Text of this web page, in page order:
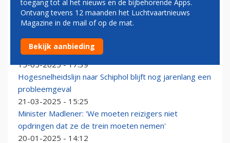
HOGESNELHEIDSLIJN
Kabinet reserveert 100 miljoen euro 'leergeld' voor
herstel HSL naar Schiphol
15-05-2025 - 17:39
Hogesnelheidslijn naar Schiphol blijft nog jarenlang een
probleemgeval
21-03-2025 - 15:25
Minister Madlener: 'We moeten reizigers niet
opdringen dat ze de trein moeten nemen'
20-01-2025 - 14:12
toegang tot al het nieuws en de bijbehorende Apps.
Ontvang tevens 12 maanden het Luchtvaartnieuws
Magazine in de mail of op de mat.
Bekijk aanbieding